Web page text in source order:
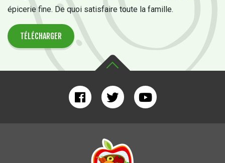
épicerie fine. De quoi satisfaire toute la famille.
TÉLÉCHARGER